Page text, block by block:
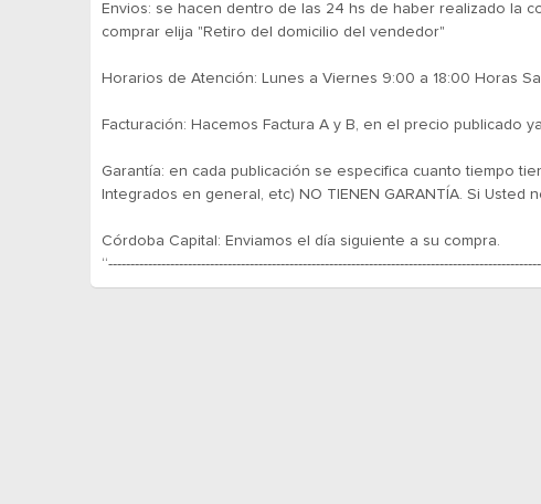
Envios: se hacen dentro de las 24 hs de haber realizado la
comprar elija "Retiro del domicilio del vendedor"
Horarios de Atención: Lunes a Viernes 9:00 a 18:00 Horas
Facturación: Hacemos Factura A y B, en el precio publicado
Garantía: en cada publicación se especifica cuanto tiempo
Integrados en general, etc) NO TIENEN GARANTÍA. Si
Córdoba Capital: Enviamos el día siguiente a su compra.